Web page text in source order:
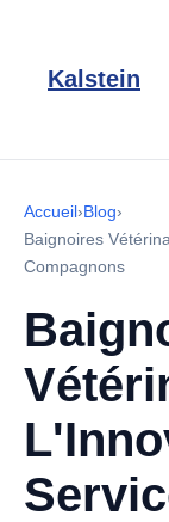
Kalstein
Accueil›Blog›
Baignoires
Compagnons